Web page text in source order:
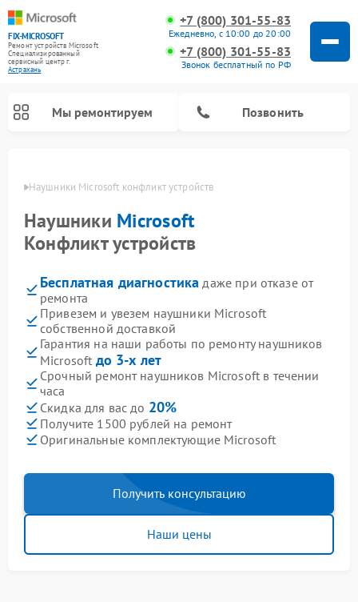
FIX-MICROSOFT
Ремонт устройств Microsoft
Специализированный
cервисный центр г.
Астрахань
+7 (800) 301-55-83
Ежедневно, с 10:00 до 20:00
+7 (800) 301-55-83
Звонок бесплатный по РФ
Мы ремонтируем Позвонить
Наушники Microsoft конфликт устройств
Наушники Microsoft
Конфликт устройств
Бесплатная диагностика даже при отказе от
ремонта
Привезем и увезем наушники Microsoft
собственной доставкой
Гарантия на наши работы по ремонту наушников
Microsoft до 3-х лет
Срочный ремонт наушников Microsoft в течении
часа
Скидка для вас до 20%
Получите 1500 рублей на ремонт
Оригинальные комплектующие Microsoft
Получить консультацию
Наши цены